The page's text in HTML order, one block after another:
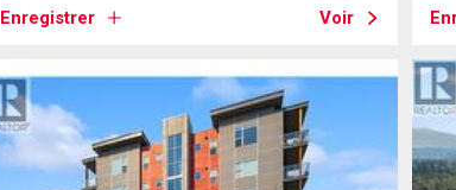
Enregistrer Voir